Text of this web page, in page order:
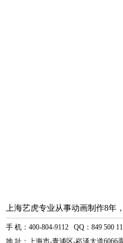
上海艺虎专业从事动画制作8年
手 机：400-804-9112 QQ：849 500
地 址：上海市-青浦区-崧泽大道6066